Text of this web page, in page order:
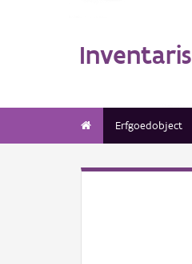
Inventaris
Erfgoedobject